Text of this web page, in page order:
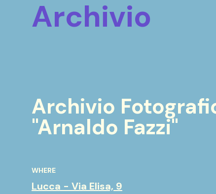
archivio
Archivio
"Arnaldo Fazzi"
WHERE
Lucca - Via Elisa, 9